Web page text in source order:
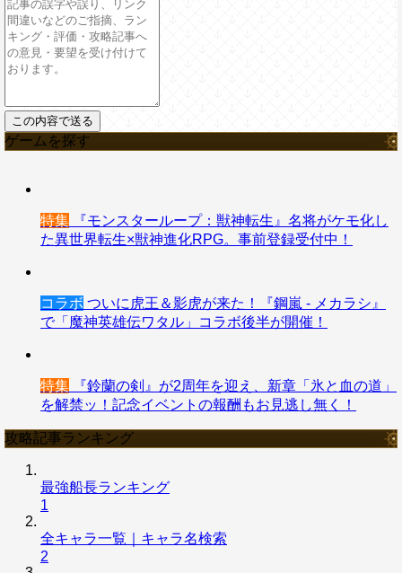
ゲームを探す
特集 『モンスターループ：獣神転生』名将がケモ化し
た異世界転生×獣神進化RPG。事前登録受付中！
コラボ ついに虎王＆影虎が来た！『鋼嵐 - メカラシ』
で「魔神英雄伝ワタル」コラボ後半が開催！
特集 『鈴蘭の剣』が2周年を迎え、新章「氷と血の道」
を解禁ッ！記念イベントの報酬もお見逃し無く！
攻略記事ランキング
最強船長ランキング
1
全キャラ一覧｜キャラ名検索
2